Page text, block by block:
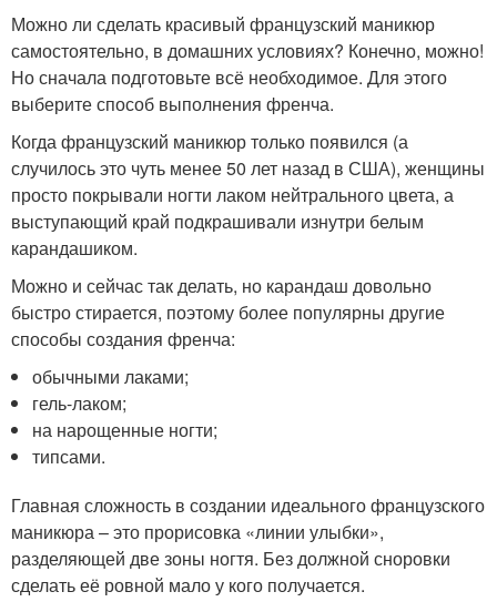
Можно ли сделать красивый французский маникюр
самостоятельно, в домашних условиях? Конечно, можно!
Но сначала подготовьте всё необходимое. Для этого
выберите способ выполнения френча.
Когда французский маникюр только появился (а
случилось это чуть менее 50 лет назад в США), женщины
просто покрывали ногти лаком нейтрального цвета, а
выступающий край подкрашивали изнутри белым
карандашиком.
Можно и сейчас так делать, но карандаш довольно
быстро стирается, поэтому более популярны другие
способы создания френча:
обычными лаками;
гель-лаком;
на нарощенные ногти;
типсами.
Главная сложность в создании идеального французского
маникюра – это прорисовка «линии улыбки»,
разделяющей две зоны ногтя. Без должной сноровки
сделать её ровной мало у кого получается.